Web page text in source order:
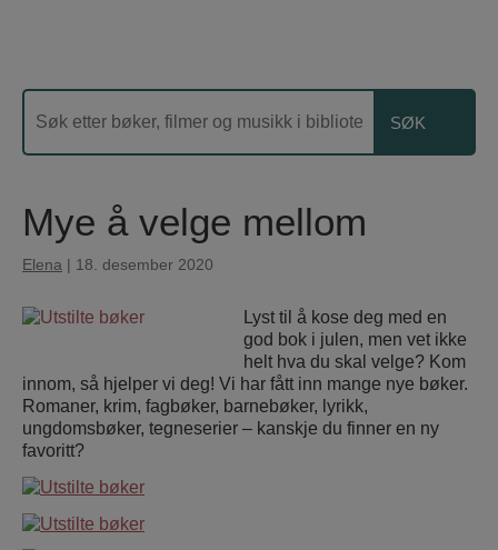
Mye å velge mellom
Elena | 18. desember 2020
Lyst til å kose deg med en
god bok i julen, men vet ikke
helt hva du skal velge? Kom
innom, så hjelper vi deg! Vi har fått inn mange nye bøker.
Romaner, krim, fagbøker, barnebøker, lyrikk,
ungdomsbøker, tegneserier – kanskje du finner en ny
favoritt?